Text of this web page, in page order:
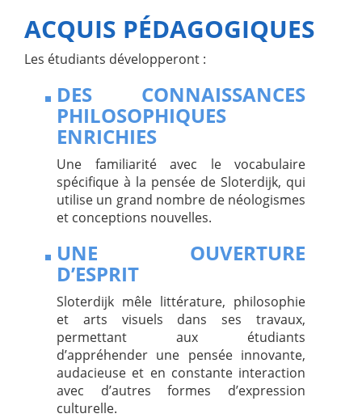
ACQUIS PÉDAGOGIQUES
Les étudiants développeront :
DES CONNAISSANCES
PHILOSOPHIQUES
ENRICHIES
Une familiarité avec le vocabulaire
spécifique à la pensée de Sloterdijk, qui
utilise un grand nombre de néologismes
et conceptions nouvelles.
UNE OUVERTURE
D’ESPRIT
Sloterdijk mêle littérature, philosophie
et arts visuels dans ses travaux,
permettant aux étudiants
d’appréhender une pensée innovante,
audacieuse et en constante interaction
avec d’autres formes d’expression
culturelle.